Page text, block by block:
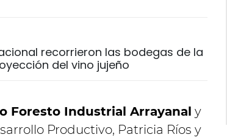
recorrieron las bodegas de la
del vino jujeño
Foresto Industrial Arrayanal y
Productivo, Patricia Ríos y